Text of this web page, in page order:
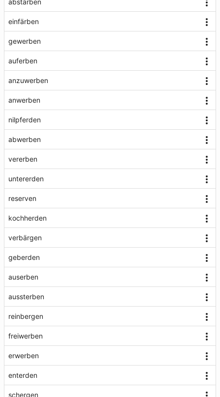
abstärben
einfärben
gewerben
auferben
anzuwerben
anwerben
nilpferden
abwerben
vererben
untererden
reserven
kochherden
verbärgen
geberden
auserben
aussterben
reinbergen
freiwerben
erwerben
enterden
schergen